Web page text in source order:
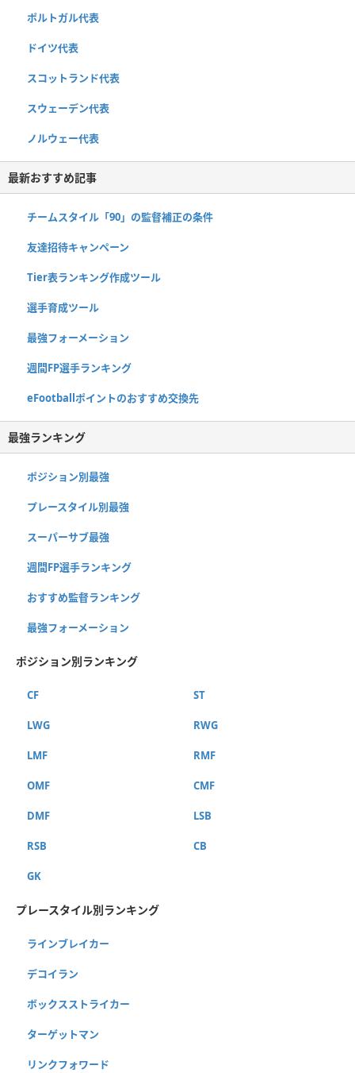
ポルトガル代表
ドイツ代表
スコットランド代表
スウェーデン代表
ノルウェー代表
最新おすすめ記事
チームスタイル「90」の監督補正の条件
友達招待キャンペーン
Tier表ランキング作成ツール
選手育成ツール
最強フォーメーション
週間FP選手ランキング
eFootballポイントのおすすめ交換先
最強ランキング
ポジション別最強
プレースタイル別最強
スーパーサブ最強
週間FP選手ランキング
おすすめ監督ランキング
最強フォーメーション
ポジション別ランキング
CF ST
LWG RWG
LMF RMF
OMF CMF
DMF LSB
RSB CB
GK
プレースタイル別ランキング
ラインブレイカー
デコイラン
ボックスストライカー
ターゲットマン
リンクフォワード